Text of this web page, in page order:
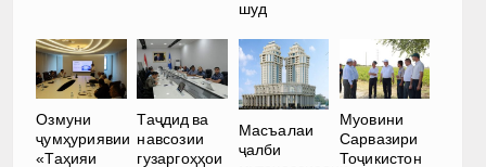
шуд
Озмуни
ҷумҳуриявии
«Таҳияи
Таҷдид ва
навсозии
гузаргоҳҳои
Масъалаи
ҷалби
Муовини
Сарвазири
Тоҷикистон